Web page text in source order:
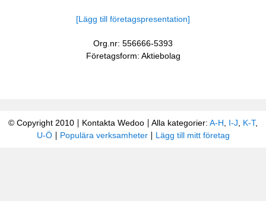
[Lägg till företagspresentation]
Org.nr: 556666-5393
Företagsform: Aktiebolag
© Copyright 2010 Kontakta Wedoo Alla kategorier: A-H I-J K-T,
U-Ö
Populära verksamheter Lägg till mitt företag